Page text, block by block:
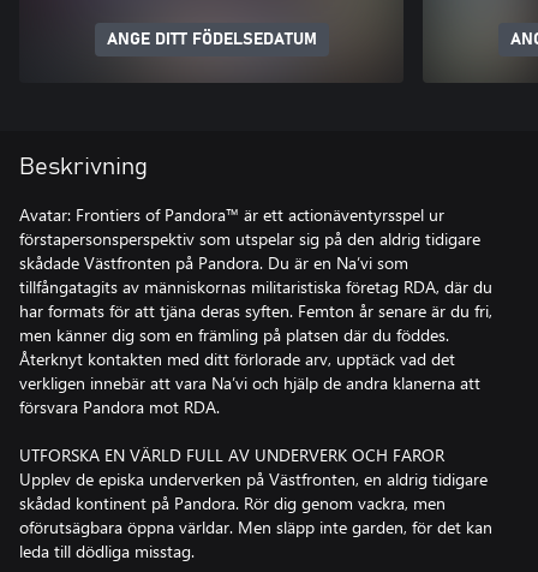
ANGE DITT FÖDELSEDATUM
Beskrivning
Avatar: Frontiers of Pandora™ är ett actionäventyrsspel ur
förstapersonsperspektiv som utspelar sig på den aldrig tidigare
skådade Västfronten på Pandora. Du är en Na’vi som
tillfångatagits av människornas militaristiska företag RDA, där du
har formats för att tjäna deras syften. Femton år senare är du fri,
men känner dig som en främling på platsen där du föddes.
Återknyt kontakten med ditt förlorade arv, upptäck vad det
verkligen innebär att vara Na’vi och hjälp de andra klanerna att
försvara Pandora mot RDA.
UTFORSKA EN VÄRLD FULL AV UNDERVERK OCH FAROR
Upplev de episka underverken på Västfronten, en aldrig tidigare
skådad kontinent på Pandora. Rör dig genom vackra, men
oförutsägbara öppna världar. Men släpp inte garden, för det kan
leda till dödliga misstag.